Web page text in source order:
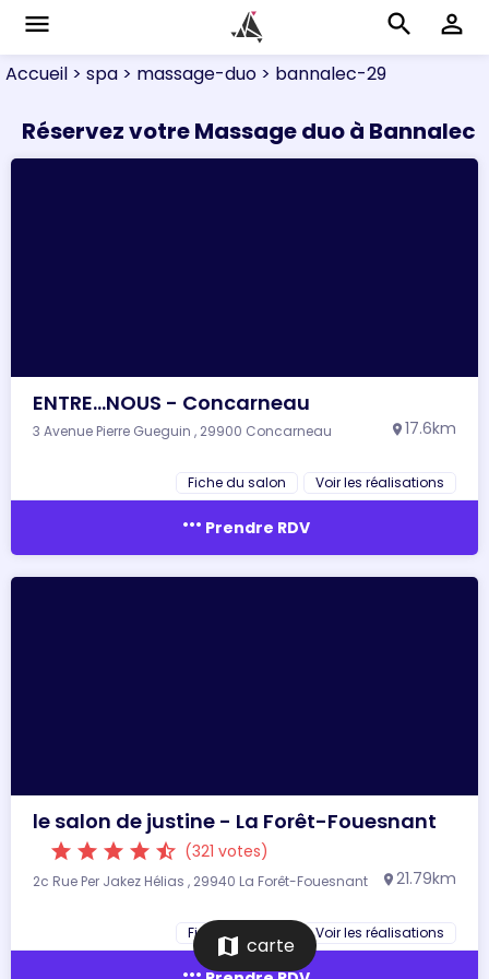
menu search perm_identity
Accueil > spa > massage-duo > bannalec-29
Réservez votre Massage duo à Bannalec
ENTRE...NOUS - Concarneau
3 Avenue Pierre Gueguin , 29900 Concarneau location_on 17.6km
Fiche du salon Voir les réalisations
more_horiz Prendre RDV
le salon de justine - La Forêt-Fouesnant
star star star star star_half (321 votes)
2c Rue Per Jakez Hélias , 29940 La Forêt-Fouesnant location_on 21.79km
Fiche du salon Voir les réalisations
map carte